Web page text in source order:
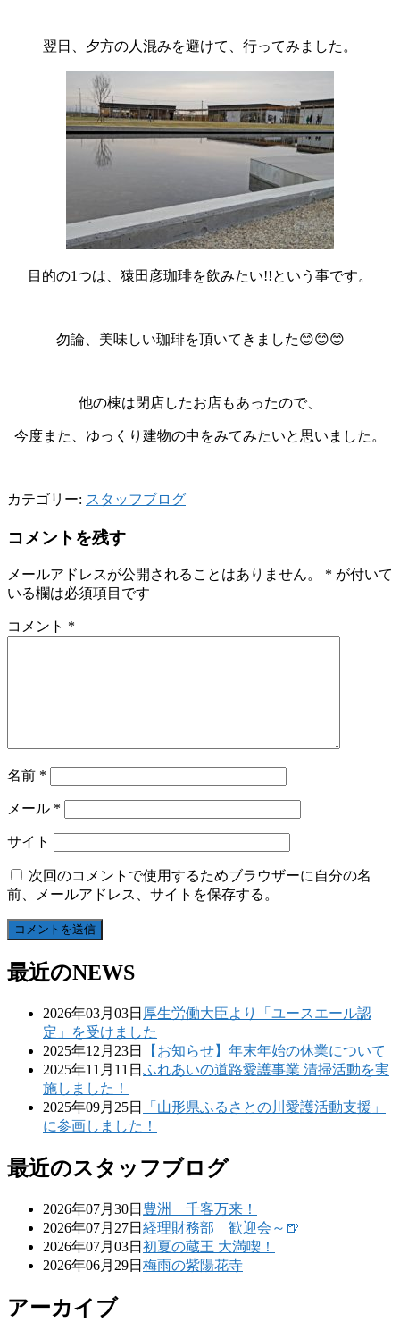
翌日、夕方の人混みを避けて、行ってみました。
目的の1つは、猿田彦珈琲を飲みたい!!という事です。
勿論、美味しい珈琲を頂いてきました😊😊😊
他の棟は閉店したお店もあったので、
今度また、ゆっくり建物の中をみてみたいと思いました。
カテゴリー: スタッフブログ
コメントを残す
メールアドレスが公開されることはありません。 * が付いて
いる欄は必須項目です
コメント *
名前 *
メール *
サイト
次回のコメントで使用するためブラウザーに自分の名
前、メールアドレス、サイトを保存する。
最近のNEWS
2026年03月03日 厚生労働大臣より「ユースエール認
定」を受けました
2025年12月23日
【お知らせ】年末年始の休業について
2025年11月11日 ふれあいの道路愛護事業 清掃活動を実
施しました！
2025年09月25日
「山形県ふるさとの川愛護活動支援」
に参画しました！
最近のスタッフブログ
2026年07月30日 豊洲 千客万来！
2026年07月27日 経理財務部 歓迎会～🍺
2026年07月03日 初夏の蔵王 大満喫！
2026年06月29日 梅雨の紫陽花寺
アーカイブ